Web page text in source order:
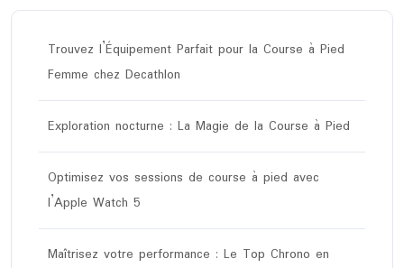
Trouvez l’Équipement Parfait pour la Course à Pied
Femme chez Decathlon
Exploration nocturne : La Magie de la Course à Pied
Optimisez vos sessions de course à pied avec
l’Apple Watch 5
Maîtrisez votre performance : Le Top Chrono en